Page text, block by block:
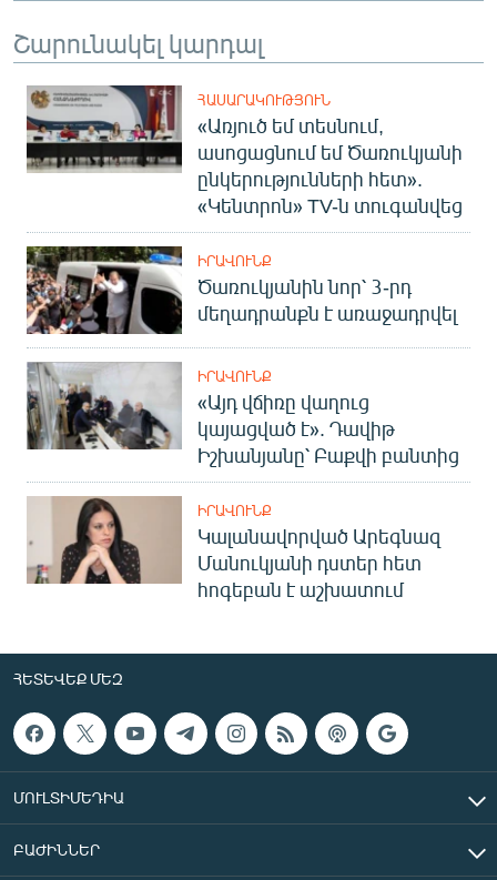
Շարունակել կարդալ
ՀԱՍԱՐԱԿՈՒԹՅՈՒՆ
«Առյուծ եմ տեսնում,
ասոցացնում եմ Ծառուկյանի
ընկերությունների հետ».
«Կենտրոն» TV-ն տուգանվեց
ԻՐԱՎՈՒՆՔ
Ծառուկյանին նոր՝ 3-րդ
մեղադրանքն է առաջադրվել
ԻՐԱՎՈՒՆՔ
«Այդ վճիռը վաղուց
կայացված է». Դավիթ
Իշխանյանը՝ Բաքվի բանտից
ԻՐԱՎՈՒՆՔ
Կալանավորված Արեգնազ
Մանուկյանի դստեր հետ
հոգեբան է աշխատում
ՀԵՏԵՎԵՔ ՄԵԶ
ՄՈՒԼՏԻՄԵԴԻԱ
ԲԱԺԻՆՆԵՐ